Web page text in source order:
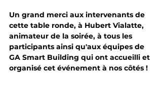
Un grand merci aux intervenants de
cette table ronde, à Hubert Vialatte,
animateur de la soirée, à tous les
participants ainsi qu'aux équipes de
GA Smart Building qui ont accueilli et
organisé cet événement à nos côtés !